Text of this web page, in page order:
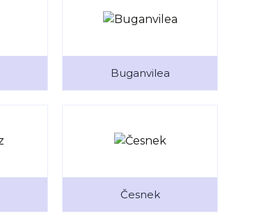
Buganvilea
Česnek